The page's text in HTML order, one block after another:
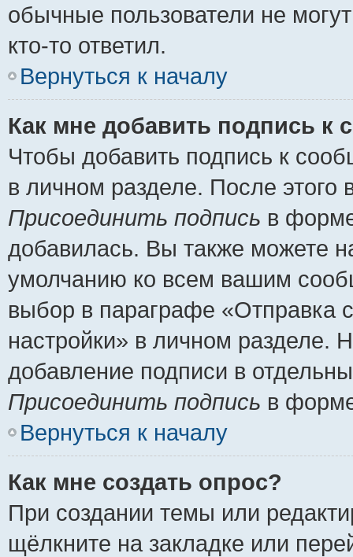
обычные пользователи не
кто-то ответил.
Вернуться к началу
Как мне добавить подпись к
Чтобы добавить подпись к
в личном разделе. После
Присоединить подпись в
добавилась. Вы также можете
умолчанию ко всем вашим
выбор в параграфе «Отправка
настройки» в личном разделе.
добавление подписи в
Присоединить подпись в
Вернуться к началу
Как мне создать опрос?
При создании темы или
щёлкните на закладке или